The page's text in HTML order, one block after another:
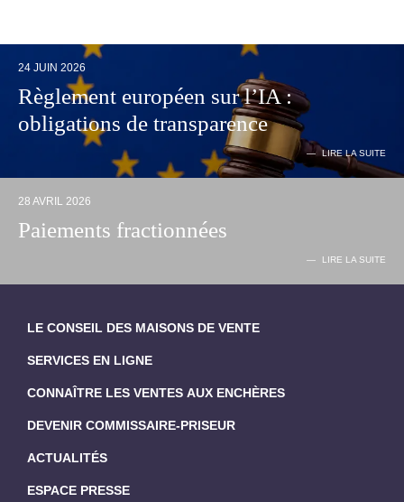
24 JUIN 2026
Règlement européen sur l’IA :
obligations de transparence
LIRE LA SUITE
28 AVRIL 2026
Paiements fractionnées
LIRE LA SUITE
LE CONSEIL DES MAISONS DE VENTE
SERVICES EN LIGNE
CONNAÎTRE LES VENTES AUX ENCHÈRES
DEVENIR COMMISSAIRE-PRISEUR
ACTUALITÉS
ESPACE PRESSE